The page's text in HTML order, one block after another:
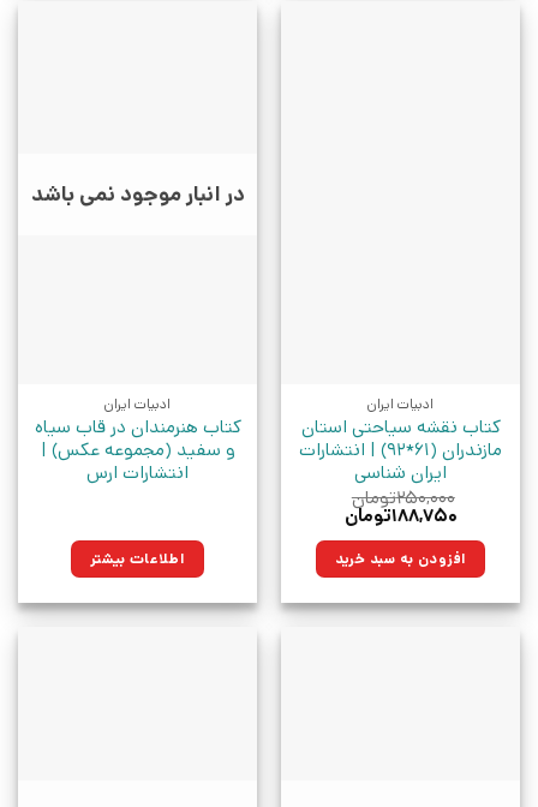
ادبیات ایران
کتاب نقشه سیاحتی استان
مازندران (61*92) | انتشارات
ایران شناسی
۲۵۰,۰۰۰تومان
قیمت
۲۵۰,۰۰۰تومان
بود.
۱۸۸,۷۵۰تومان
۱۸۸,۷۵۰تومان.افزودن به سبد خرید
در انبار موجود نمی باشد
ادبیات ایران
کتاب هنرمندان در قاب سیاه
و سفید (مجموعه عکس) |
انتشارات ارس
اطلاعات بیشتر